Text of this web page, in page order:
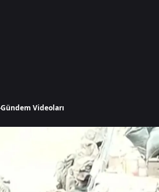
Gündem Videoları